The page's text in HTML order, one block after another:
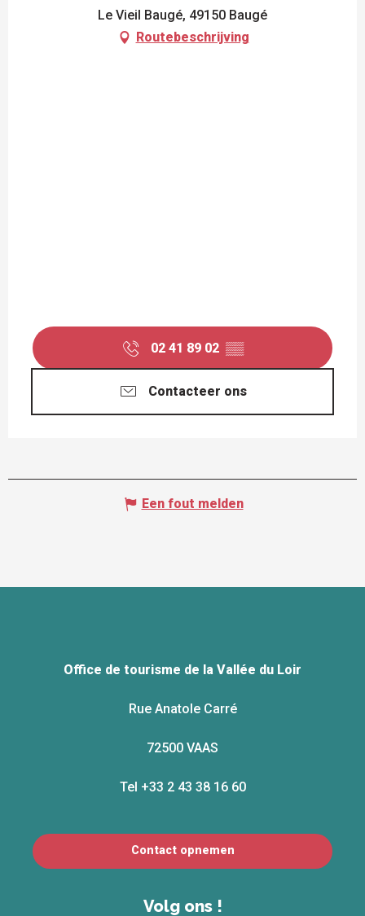
Le Vieil Baugé, 49150 Baugé
Routebeschrijving
02 41 89 02 ▒▒
Contacteer ons
Een fout melden
Office de tourisme de la Vallée du Loir
Rue Anatole Carré
72500 VAAS
Tel +33 2 43 38 16 60
Contact opnemen
Volg ons !